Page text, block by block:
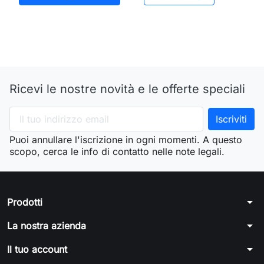
Ricevi le nostre novità e le offerte speciali
Puoi annullare l'iscrizione in ogni momenti. A questo
scopo, cerca le info di contatto nelle note legali.
Prodotti arrow_drop_down
La nostra azienda arrow_drop_down
Il tuo account arrow_drop_down